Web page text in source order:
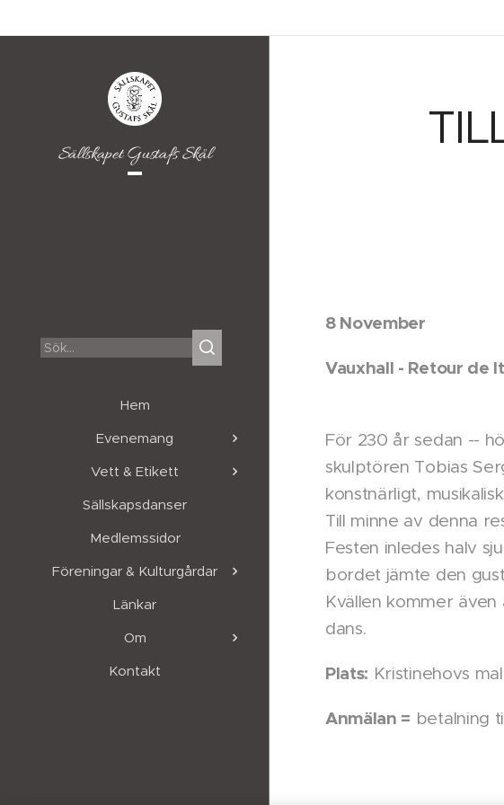
Sällskapet Gustafs Skål
Hem
Evenemang
Vett & Etikett
Sällskapsdanser
Medlemssidor
Föreningar & Kulturgårdar
Länkar
Om
Kontakt
8 November
Vauxhall - Retour de
För 230 år sedan --
skulptören Tobias
konstnärligt,
Till minne av denna
Festen inledes halv
bordet jämte den
Kvällen kommer
dans.
Plats: Kristinehovs
Anmälan = betalning